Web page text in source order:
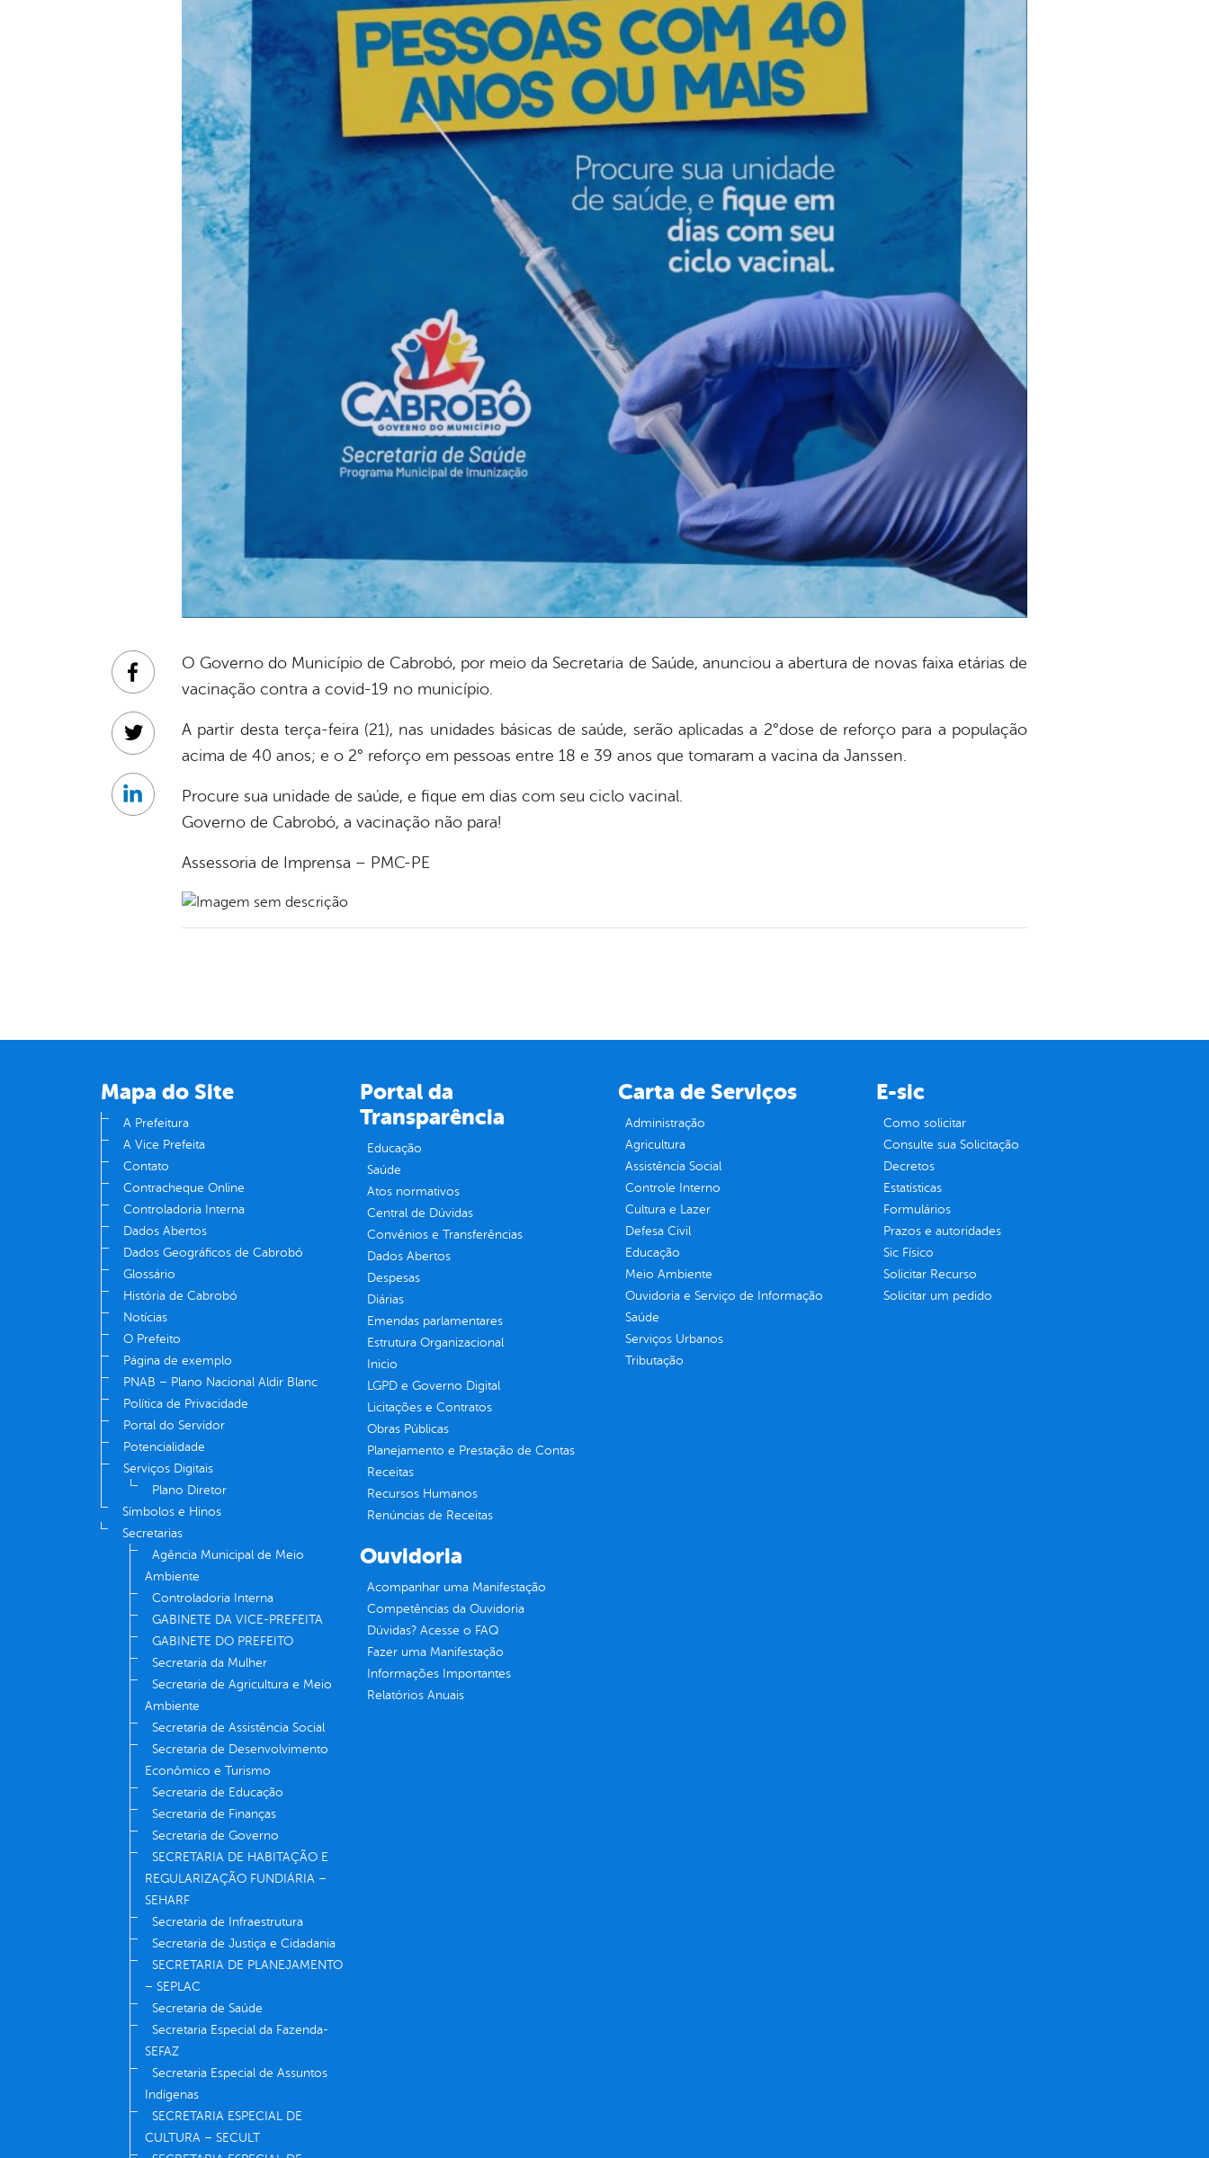
O Governo do Município de Cabrobó, por meio da Secretaria de Saúde, anunciou a abertura de novas faixa etárias de
vacinação contra a covid-19 no município.
A partir desta terça-feira (21), nas unidades básicas de saúde, serão aplicadas a 2°dose de reforço para a população
acima de 40 anos; e o 2° reforço em pessoas entre 18 e 39 anos que tomaram a vacina da Janssen.
Procure sua unidade de saúde, e fique em dias com seu ciclo vacinal.
Governo de Cabrobó, a vacinação não para!
Assessoria de Imprensa – PMC-PE
Facebook
Twitter
Linkedin
Mapa do Site
A Prefeitura
A Vice Prefeita
Contato
Contracheque Online
Controladoria Interna
Dados Abertos
Dados Geográficos de Cabrobó
Glossário
História de Cabrobó
Notícias
O Prefeito
Página de exemplo
PNAB – Plano Nacional Aldir Blanc
Política de Privacidade
Portal do Servidor
Potencialidade
Serviços Digitais
Plano Diretor
Símbolos e Hinos
Secretarias
Agência Municipal de Meio
Ambiente
Controladoria Interna
GABINETE DA VICE-PREFEITA
GABINETE DO PREFEITO
Secretaria da Mulher
Secretaria de Agricultura e Meio
Ambiente
Secretaria de Assistência Social
Secretaria de Desenvolvimento
Econômico e Turismo
Secretaria de Educação
Secretaria de Finanças
Secretaria de Governo
SECRETARIA DE HABITAÇÃO E
REGULARIZAÇÃO FUNDIÁRIA –
SEHARF
Secretaria de Infraestrutura
Secretaria de Justiça e Cidadania
SECRETARIA DE PLANEJAMENTO
– SEPLAC
Secretaria de Saúde
Secretaria Especial da Fazenda-
SEFAZ
Secretaria Especial de Assuntos
Indígenas
SECRETARIA ESPECIAL DE
CULTURA – SECULT
Portal da
Transparência
Educação
Saúde
Atos normativos
Central de Dúvidas
Convênios e Transferências
Dados Abertos
Despesas
Diárias
Emendas parlamentares
Estrutura Organizacional
Inicio
LGPD e Governo Digital
Licitações e Contratos
Obras Públicas
Planejamento e Prestação de Contas
Receitas
Recursos Humanos
Renúncias de Receitas
Carta de Serviços
Administração
Agricultura
Assistência Social
Controle Interno
Cultura e Lazer
Defesa Civil
Educação
Meio Ambiente
Ouvidoria e Serviço de Informação
Saúde
Serviços Urbanos
Tributação
E-sic
Como solicitar
Consulte sua Solicitação
Decretos
Estatísticas
Formulários
Prazos e autoridades
Sic Físico
Solicitar Recurso
Solicitar um pedido
Ouvidoria
Acompanhar uma Manifestação
Competências da Ouvidoria
Dúvidas? Acesse o FAQ
Fazer uma Manifestação
Informações Importantes
Relatórios Anuais